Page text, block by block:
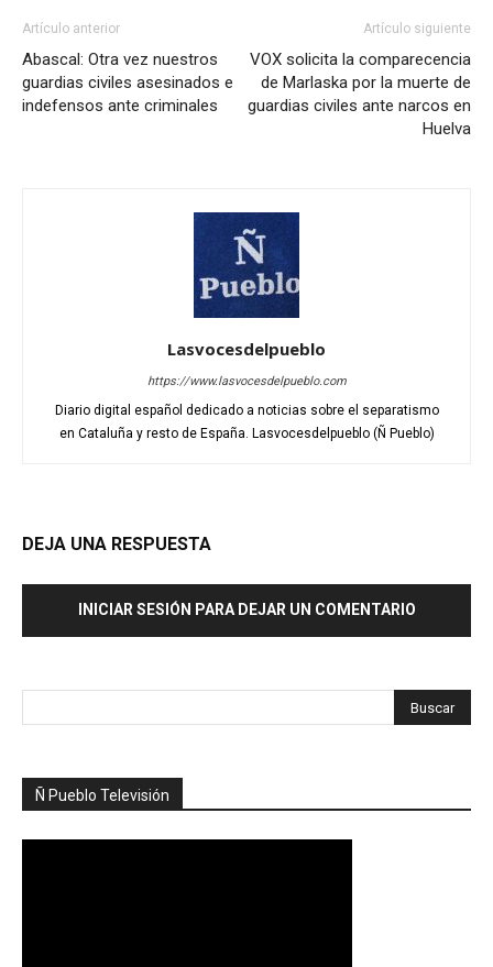
Artículo anterior
Abascal: Otra vez nuestros
guardias civiles asesinados e
indefensos ante criminales
Artículo siguiente
VOX solicita la comparecencia
de Marlaska por la muerte de
guardias civiles ante narcos en
Huelva
Lasvocesdelpueblo
https://www.lasvocesdelpueblo.com
Diario digital español dedicado a noticias sobre el separatismo
en Cataluña y resto de España. Lasvocesdelpueblo (Ñ Pueblo)
DEJA UNA RESPUESTA
INICIAR SESIÓN PARA DEJAR UN COMENTARIO
Ñ Pueblo Televisión